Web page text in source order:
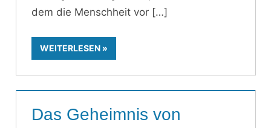
dem die Menschheit vor
WEITERLESEN
Das Geheimnis von